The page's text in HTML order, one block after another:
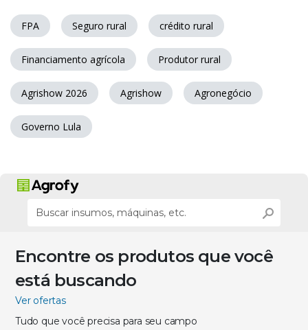
FPA Seguro rural crédito rural
Financiamento agrícola Produtor rural
Agrishow 2026 Agrishow Agronegócio
Governo Lula
Encontre os produtos que você
está buscando
Ver ofertas
Tudo que você precisa para seu campo